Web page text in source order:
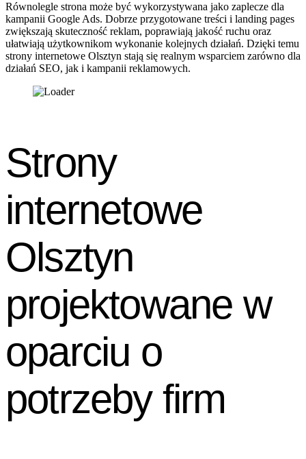
Równolegle strona może być wykorzystywana jako zaplecze dla
kampanii Google Ads. Dobrze przygotowane treści i landing pages
zwiększają skuteczność reklam, poprawiają jakość ruchu oraz
ułatwiają użytkownikom wykonanie kolejnych działań. Dzięki temu
strony internetowe Olsztyn stają się realnym wsparciem zarówno dla
działań SEO, jak i kampanii reklamowych.
Strony
internetowe
Olsztyn
projektowane w
oparciu o
potrzeby firm